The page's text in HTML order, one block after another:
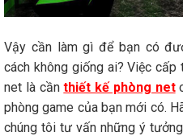
Vậy cần làm gì để bạn có
cách không giống ai? Việc
net là cầnthiết kế phòng net
phòng game của bạn mới có.
chúng tôi tư vấn những ý